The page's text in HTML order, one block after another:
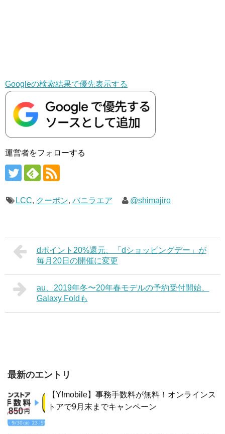
Googleの検索結果で優先表示する
運営者をフォローする
LCC, クーポン, バニラエア @shimajiro
dポイント20%還元、「dショッピングデー」が
毎月20日の開催に変更
au、2019年冬〜20年春モデルの予約受付開始、
Galaxy Foldも
最新のエントリ
【Y!mobile】事務手数料が無料！オンラインス
トアで9月末までキャンペーン